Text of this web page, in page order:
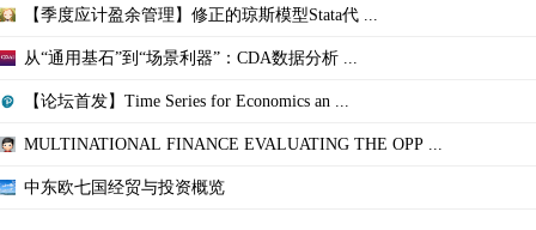
【季度应计盈余管理】修正的琼斯模型Stata代 ...
从“通用基石”到“场景利器”：CDA数据分析 ...
【论坛首发】Time Series for Economics an ...
MULTINATIONAL FINANCE EVALUATING THE OPP ...
中东欧七国经贸与投资概览